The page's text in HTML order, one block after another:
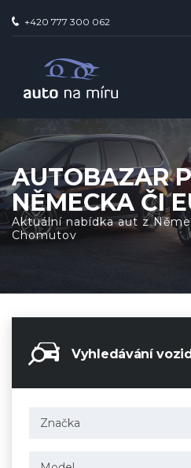
+420 777 300 062
AUTOBAZAR
NĚMECKA ČI
Aktuální nabídka aut z
Chomutov
Vyhledávání
Značka